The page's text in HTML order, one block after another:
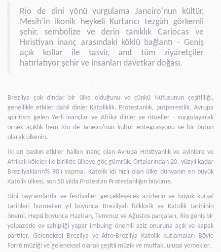
Rio de dini yönü vurgulama Janeiro'nun kültür,
Mesih'in ikonik heykeli Kurtarıcı tezgâh görkemli
şehir, sembolize ve derin tanıklık Cariocas ve
Hıristiyan inanç arasındaki köklü bağlantı - Geniş
açık kollar ile tasvir, anıt tüm ziyaretçiler
hatırlatıyor şehir ve insanları davetkar doğası.
Brezilya çok dindar bir ülke olduğunu ve çünkü Nüfusunun çeşitliliği,
genellikle etkiler dahil dinler Katoliklik, Protestanlık, putperestlik, Avrupa
spiritism gelen Yerli inançlar ve Afrika dinler ve ritüeller - vurgulayarak
örnek açıklık hem Rio de Janeiro'nun kültür entegrasyonu ve bir bütün
olarak ülkenin.
Iki en baskın etkiler halkın inanç olan Avrupa Hristiyanlık ve ayinlere ve
Afrikalı köleler ile birlikte ülkeye göç gümrük. Ortalarından 20. yüzyıl kadar
Brezilyalıların% 90'ı yapma, Katolik idi hızlı olan ülke dünyanın en büyük
Katolik ülkesi, son 50 yılda Protestan Protestanlığın büyüme.
Dini bayramlarda ve festivaller gerçekleşecek azizlerin ve büyük kutsal
tarihleri hürmeten yıl boyunca Brezilyalı folklorik ve Katolik tarihinin
önemi. Hepsi boyunca Haziran, Temmuz ve Ağustos parçaları, Rio geniş bir
yelpazede ev sahipliği yapar imbuing önemli aziz onuruna açık ve kapalı
partiler, Geleneksel Brezilya ve Afro-Brezilya Katolik kutlamaları Böyle
Forró müziği ve geleneksel olarak çeşitli müzik ve mutfak, ulusal yemekler.